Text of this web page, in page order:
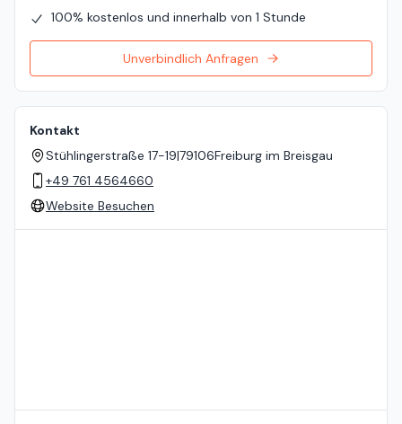
100% kostenlos und innerhalb von 1 Stunde
Unverbindlich Anfragen
Kontakt
Stühlingerstraße 17-19|79106Freiburg im Breisgau
+49 761 4564660
Website Besuchen